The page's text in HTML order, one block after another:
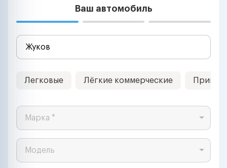
Ваш автомобиль
Легковые Лёгкие коммерческие
Марка *
Модель